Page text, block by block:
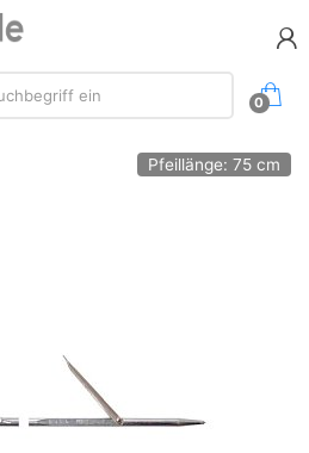
ein
0
Pfeillänge: 75 cm